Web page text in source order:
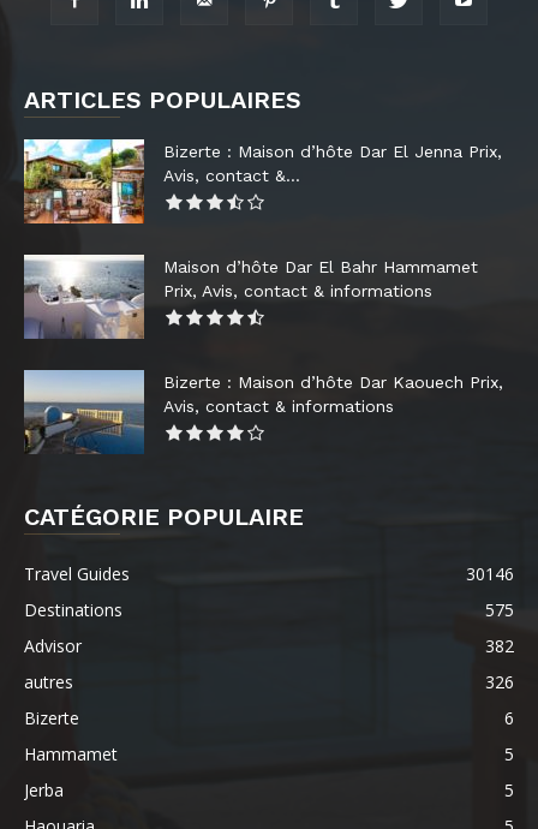
ARTICLES POPULAIRES
Bizerte : Maison d’hôte Dar El Jenna Prix,
Avis, contact &...
Maison d’hôte Dar El Bahr Hammamet
Prix, Avis, contact & informations
Bizerte : Maison d’hôte Dar Kaouech Prix,
Avis, contact & informations
CATÉGORIE POPULAIRE
Travel Guides
30146
Destinations
575
Advisor
382
autres
326
Bizerte
6
Hammamet
5
Jerba
5